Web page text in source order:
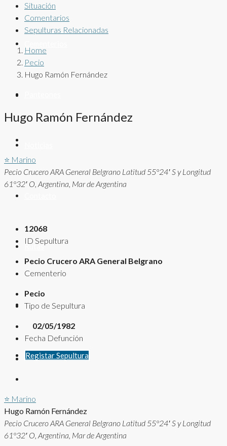
Rutas
Registar Sepultura
Situación
Comentarios
Sepulturas Relacionadas
Home
Pecio
Hugo Ramón Fernández
Hugo Ramón Fernández
⭐ Marino
Pecio Crucero ARA General Belgrano Latitud 55°24′ S y Longitud
61°32′ O, Argentina, Mar de Argentina
12068
ID Sepultura
Pecio Crucero ARA General Belgrano
Cementerio
Pecio
Tipo de Sepultura
02/05/1982
Fecha Defunción
⭐ Marino
Hugo Ramón Fernández
Pecio Crucero ARA General Belgrano Latitud 55°24′ S y Longitud
61°32′ O, Argentina, Mar de Argentina